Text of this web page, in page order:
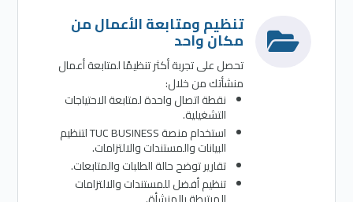

تنظيم ومتابعة الأعمال من
مكان واحد
تحصل على تجربة أكثر تنظيمًا لمتابعة أعمال
منشأتك من خلال:
نقطة اتصال واحدة لمتابعة الاحتياجات
التشغيلية.
استخدام منصة TUC BUSINESS لتنظيم
البيانات والمستندات والالتزامات.
تقارير توضح حالة الطلبات والمتابعات.
تنظيم أفضل للمستندات والالتزامات